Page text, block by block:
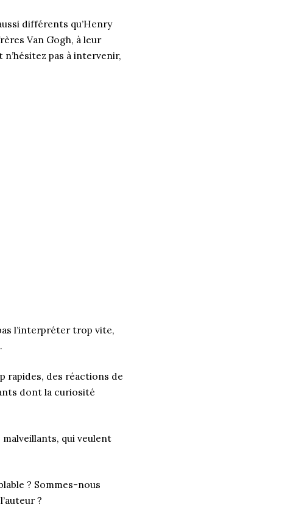
différents qu’Henry
Van Gogh, à leur
pas à intervenir,
l’interpréter trop vite,
rapides, des réactions de
dont la curiosité
qui veulent
? Sommes-nous
?